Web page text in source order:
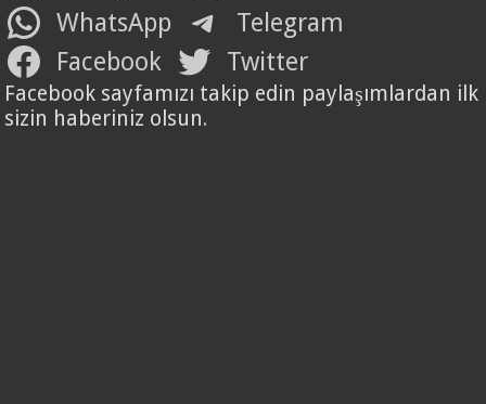
WhatsApp
Telegram
Facebook
Twitter
Facebook sayfamızı takip edin paylaşımlardan ilk
sizin haberiniz olsun.